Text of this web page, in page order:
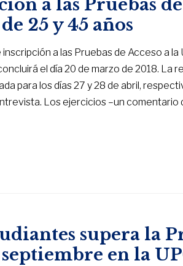
a las Pruebas de
25 y 45 años
a las Pruebas de Acceso a la
el día 20 de marzo de 2018. La
para los días 27 y 28 de abril,
Los ejercicios –un
supera la
en la